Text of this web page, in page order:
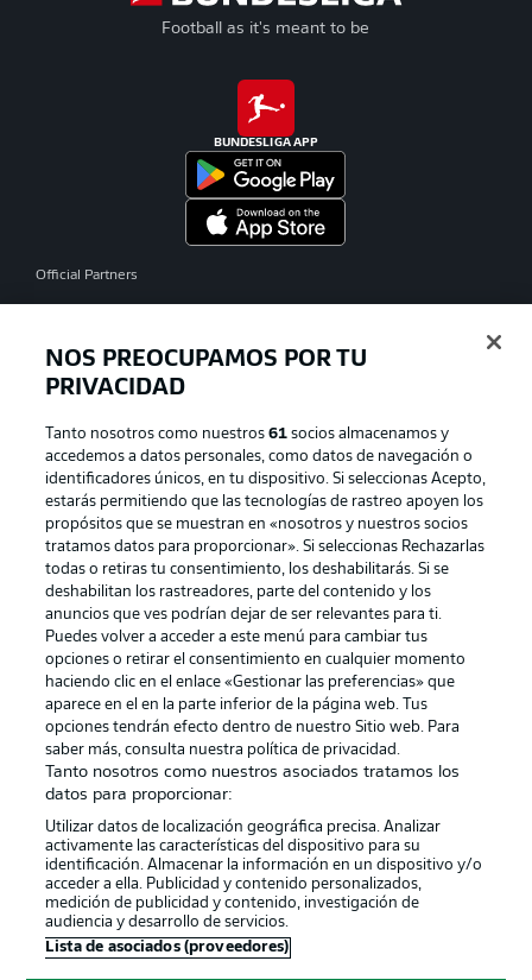
Football as it's meant to be
BUNDESLIGA APP
Official Partners
Publicidad Aviso legal
Gestionar las preferencias Declaracion de privacidad
Canales Trabajos
Jugadores Condiciones de uso
Sello Editorial Contacto
© 2026 Bundesliga-Gruppe GmbH
NOS PREOCUPAMOS POR TU
PRIVACIDAD
Tanto nosotros como nuestros61 socios almacenamos y
accedemos a datos personales, como datos de navegación o
identificadores únicos, en tu dispositivo. Si seleccionas Acepto,
estarás permitiendo que las tecnologías de rastreo apoyen los
propósitos que se muestran en «nosotros y nuestros socios
tratamos datos para proporcionar». Si seleccionas Rechazarlas
todas o retiras tu consentimiento, los deshabilitarás. Si se
deshabilitan los rastreadores, parte del contenido y los
anuncios que ves podrían dejar de ser relevantes para ti.
Puedes volver a acceder a este menú para cambiar tus
opciones o retirar el consentimiento en cualquier momento
haciendo clic en el enlace «Gestionar las preferencias» que
aparece en el en la parte inferior de la página web. Tus
opciones tendrán efecto dentro de nuestro Sitio web. Para
saber más, consulta nuestra política de privacidad.
Tanto nosotros como nuestros asociados tratamos los
datos para proporcionar:
Utilizar datos de localización geográfica precisa. Analizar
activamente las características del dispositivo para su
identificación. Almacenar la información en un dispositivo y/o
acceder a ella. Publicidad y contenido personalizados,
medición de publicidad y contenido, investigación de
audiencia y desarrollo de servicios.
Lista de asociados (proveedores)